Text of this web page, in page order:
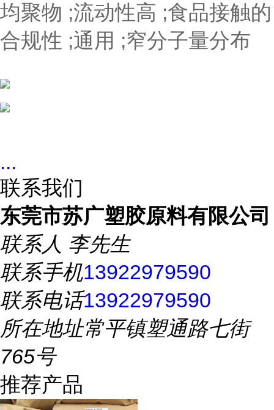
均聚物 ;流动性高 ;食品接触的
合规性 ;通用 ;窄分子量分布
...
联系我们
东莞市苏广塑胶原料有限公司
联系人 李先生
联系手机13922979590
联系电话13922979590
所在地址常平镇塑通路七街
765号
推荐产品